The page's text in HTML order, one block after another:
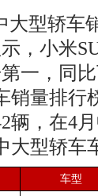
大型轿
，小米
一，同
销量排行
辆，在4
大型轿车
车型